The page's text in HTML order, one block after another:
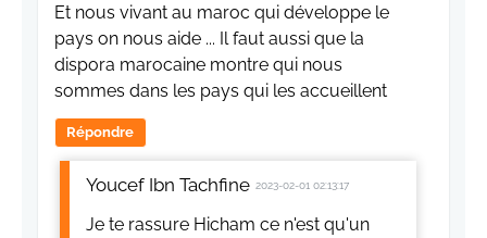
Et nous vivant au maroc qui développe le
pays on nous aide ... Il faut aussi que la
dispora marocaine montre qui nous
sommes dans les pays qui les accueillent
Répondre
Youcef Ibn Tachfine 2023-02-01 02:13:17
Je te rassure Hicham ce n'est qu'un